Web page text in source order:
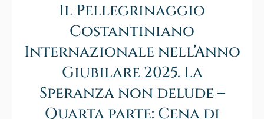
Il Pellegrinaggio
Costantiniano
Internazionale nell’Anno
Giubilare 2025. La
Speranza non delude –
Quarta parte: Cena di